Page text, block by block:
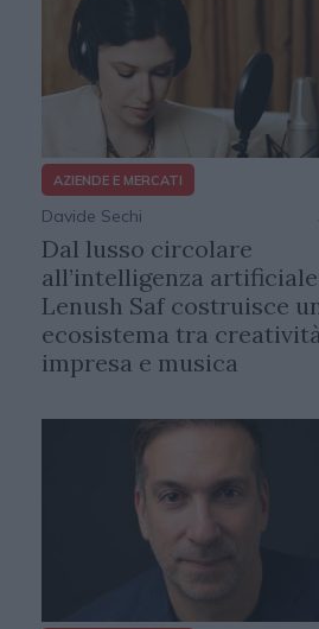
AZIENDE E MERCATI
Davide Sechi
Dal lusso circolare
all’intelligenza
Lenush Saf costruisce
ecosistema tra
impresa e musica